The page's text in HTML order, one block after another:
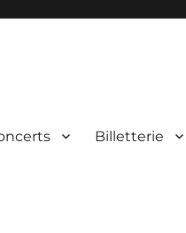
Billetterie